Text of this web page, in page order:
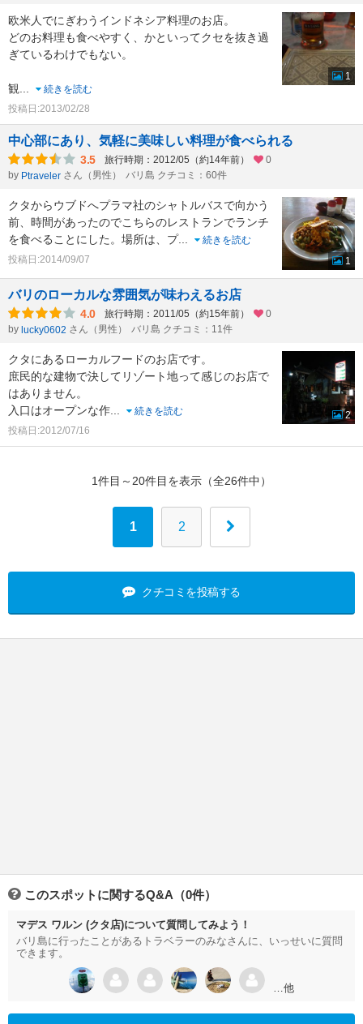
欧米人でにぎわうインドネシア料理のお店。
どのお料理も食べやすく、かといってクセを抜き過
ぎているわけでもない。
観...
続きを読む
投稿日:2013/02/28
1
中心部にあり、気軽に美味しい料理が食べられる
3.5 旅行時期：2012/05（約14年前）
0
by Ptraveler さん（男性） バリ島 クチコミ：60件
クタからウブドへプラマ社のシャトルバスで向かう
前、時間があったのでこちらのレストランでランチ
を食べることにした。場所は、プ...
続きを読む
投稿日:2014/09/07
1
バリのローカルな雰囲気が味わえるお店
4.0 旅行時期：2011/05（約15年前）
0
by lucky0602 さん（男性） バリ島 クチコミ：11件
クタにあるローカルフードのお店です。
庶民的な建物で決してリゾート地って感じのお店で
はありません。
入口はオープンな作...
続きを読む
投稿日:2012/07/16
2
1件目～20件目を表示（全26件中）
1 2
クチコミを投稿する
このスポットに関するQ&A（0件）
マデス ワルン (クタ店)について質問してみよう！
バリ島に行ったことがあるトラベラーのみなさんに、いっせいに質問
できます。
…他